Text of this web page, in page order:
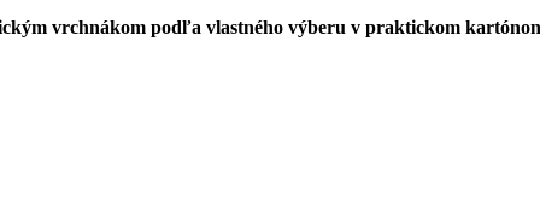
vrchnákom podľa vlastného výberu v praktickom